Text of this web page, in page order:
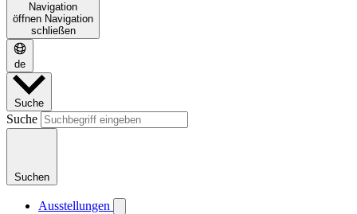
Navigation
öffnen Navigation
schließen
de
Suche
Suche
Suchen
Ausstellungen